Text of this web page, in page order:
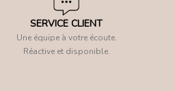
SERVICE CLIENT
Une équipe à votre écoute.
Réactive et disponible.